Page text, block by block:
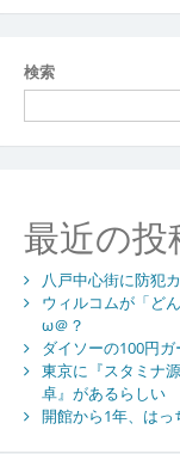
検索
最近の投
八戸中心街に防犯
ウィルコムが「ど
ω＠？
ダイソーの100円
東京に『スタミナ
卓』があるらしい
開館から1年、はっ